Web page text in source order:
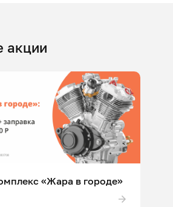
акции
«Жара в городе»